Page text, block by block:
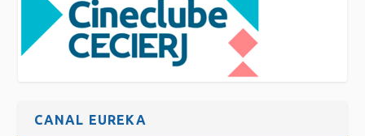
CANAL EUREKA